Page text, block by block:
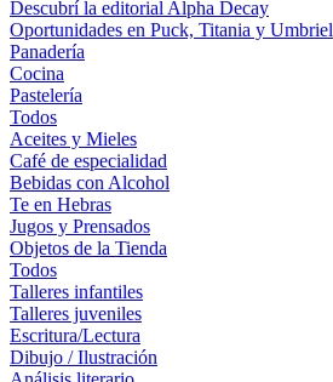
Descubrí la editorial Alpha Decay
Oportunidades en Puck, Titania y Umbriel
Panadería
Cocina
Pastelería
Todos
Aceites y Mieles
Café de especialidad
Bebidas con Alcohol
Te en Hebras
Jugos y Prensados
Objetos de la Tienda
Todos
Talleres infantiles
Talleres juveniles
Escritura/Lectura
Dibujo / Ilustración